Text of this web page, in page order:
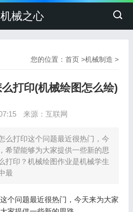
机械之心
您的位置：首页 >机械制造 >
打印(机械绘图怎么绘)
来源：互联网
么打印这个问题最近很热门，今
希望能够为大家提供一些新的思
打印？机械绘图作业是机械学生
最
个问题最近很热门，今天来为大家